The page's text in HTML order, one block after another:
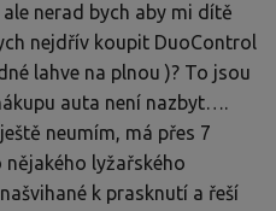
nerad bych aby mi dítě
nejdřív koupit DuoControl
lahve na plnou )? To jsou
auta není nazbyt….
neumím, má přes 7
lyžařského
k prasknutí a řeší